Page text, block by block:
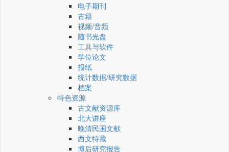
电子期刊
古籍
视频/音频
随书光盘
工具与软件
学位论文
报纸
统计数据/研究数据
档案
特色资源
古文献资源库
北大讲座
晚清民国文献
西文特藏
博后研究报告